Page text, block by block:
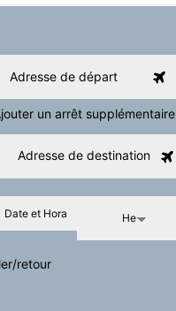
un arrêt supplémentaire
retour